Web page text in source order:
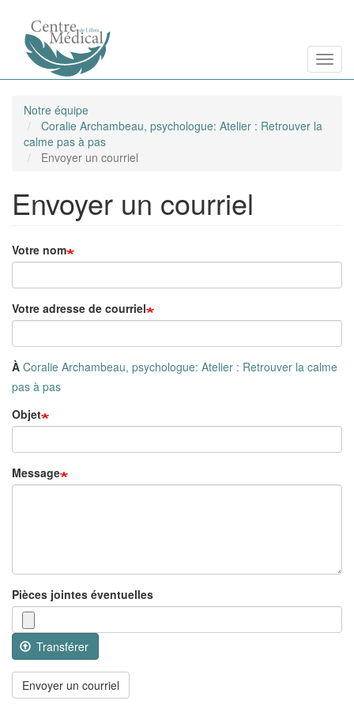
contenu
Notre équipe
Coralie Archambeau, psychologue: Atelier : Retrouver la
calme pas à pas
Envoyer un courriel
Envoyer un courriel
Votre nom
Votre adresse de courriel
À Coralie Archambeau, psychologue: Atelier : Retrouver la calme
pas à pas
Objet
Message
Pièces jointes éventuelles
Transférer
Envoyer un courriel